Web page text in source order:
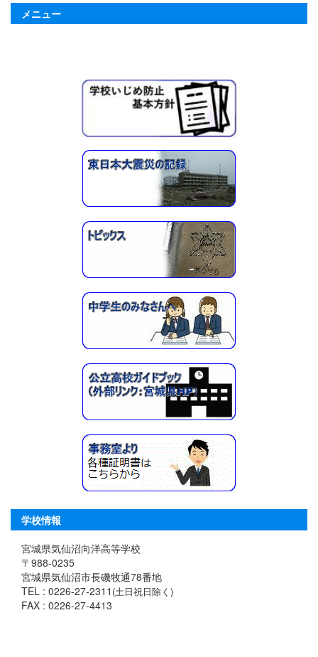
メニュー
学校情報
宮城県気仙沼向洋高等学校
〒988-0235
宮城県気仙沼市長磯牧通78番地
TEL : 0226-27-2311 (土日祝日除く)
FAX : 0226-27-4413